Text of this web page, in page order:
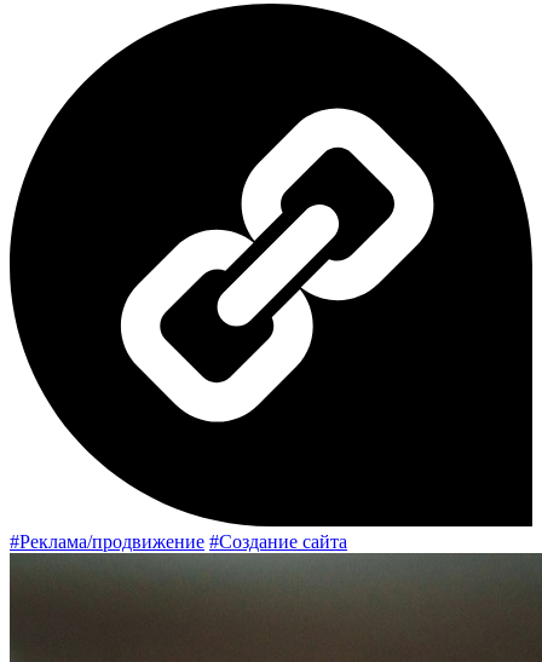
#Реклама/продвижение #Создание сайта